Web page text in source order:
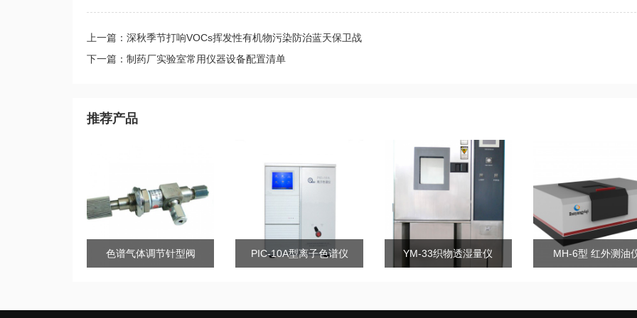
上一篇：深秋季节打响VOCs挥发性有机物污染防治蓝天保卫战
下一篇：制药厂实验室常用仪器设备配置清单
推荐产品
色谱气体调节针型阀 PIC-10A型离子色谱仪 YM-33织物透湿量仪 MH-6型 红外测油